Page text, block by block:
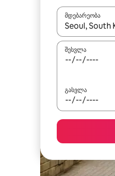
მდებარეობა
როცა
შესვლა
გასვლა